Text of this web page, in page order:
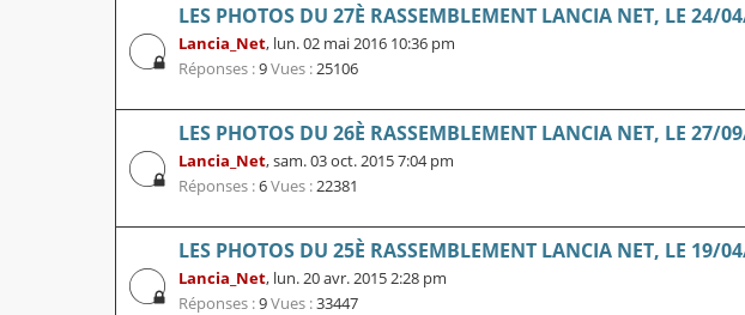
LES PHOTOS DU 27È RASSEMBLEMENT LANCIA NET, LE 24/
Lancia_Net, lun. 02 mai 2016 10:36 pm
Réponses :9Vues : 25106
LES PHOTOS DU 26È RASSEMBLEMENT LANCIA NET, LE 27/
Lancia_Net,sam. 03 oct. 2015 7:04 pm
Réponses :6Vues : 22381
LES PHOTOS DU 25È RASSEMBLEMENT LANCIA NET, LE 19/
Lancia_Net, lun. 20 avr. 2015 2:28 pm
Réponses :9Vues :33447